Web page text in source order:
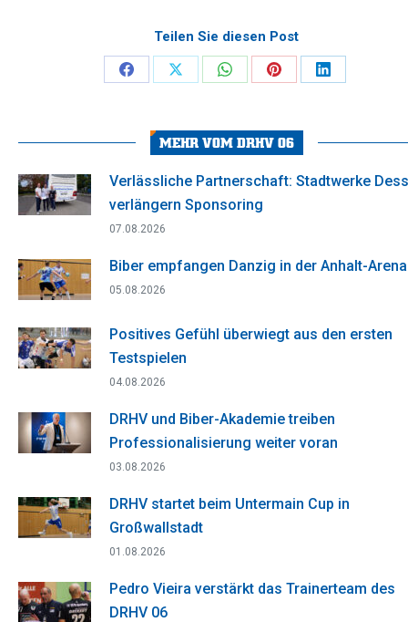
Teilen Sie diesen Post
Share
Facebook
Share
X
Share
WhatsApp
Share
Pinterest
Share
MEHR VOM DRHV 06
Verlässliche Partnerschaft: Stadtwerke
verlängern Sponsoring
07.08.2026
Biber empfangen Danzig in der Anhalt-Arena
05.08.2026
Positives Gefühl überwiegt aus den ersten
Testspielen
04.08.2026
DRHV und Biber-Akademie treiben
Professionalisierung weiter voran
03.08.2026
DRHV startet beim Untermain Cup in
Großwallstadt
01.08.2026
Pedro Vieira verstärkt das Trainerteam des
DRHV 06